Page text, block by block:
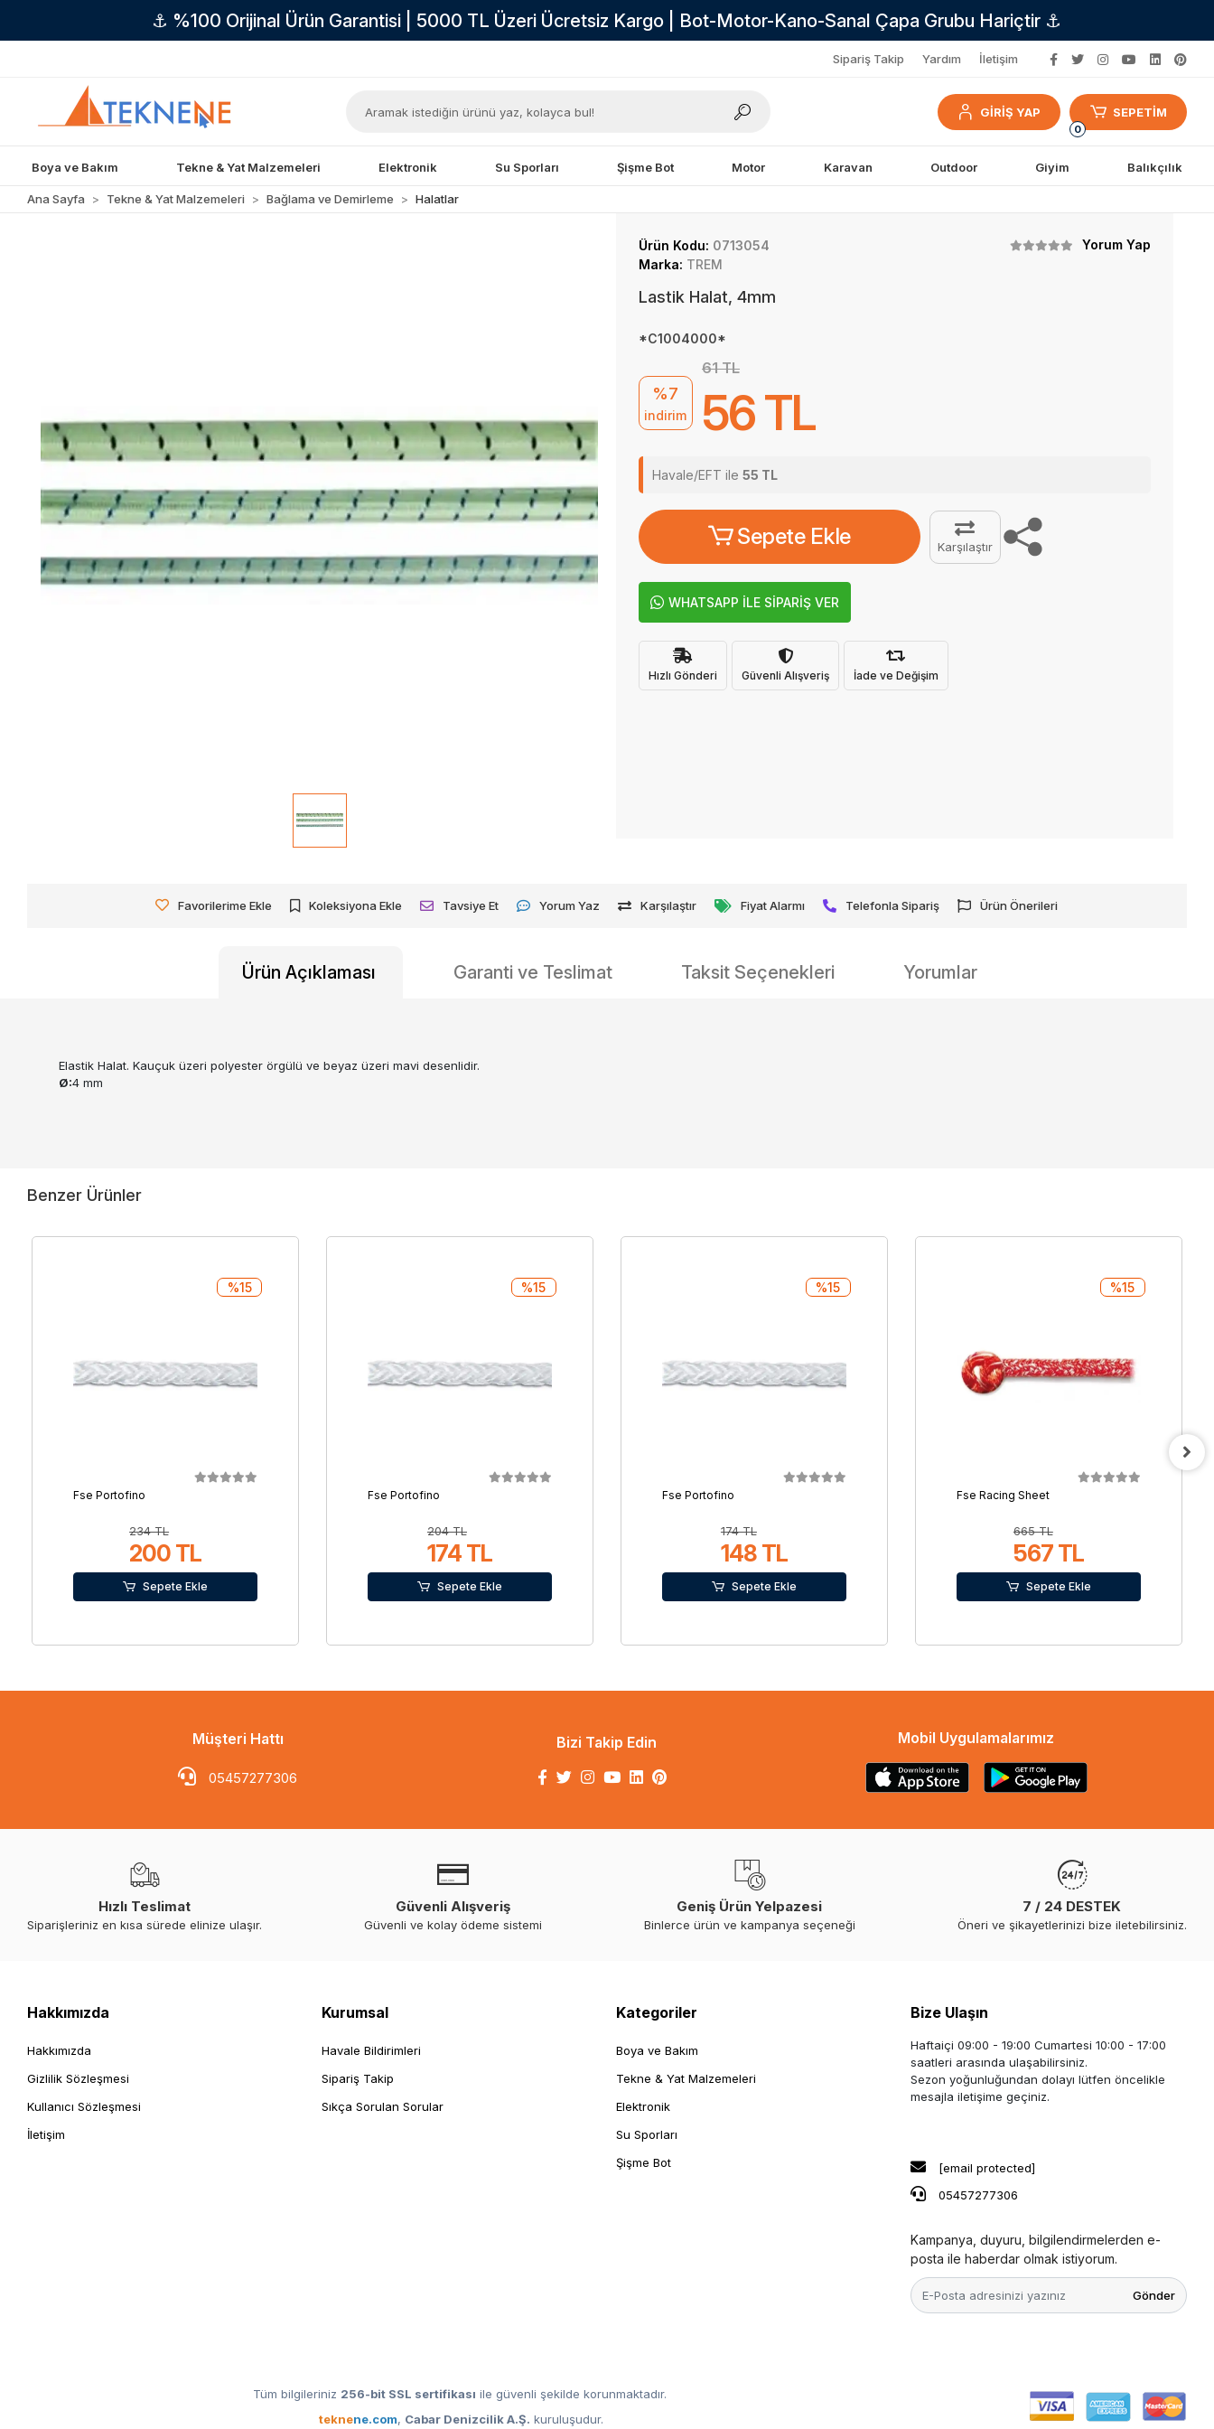
⚓ %100 Orijinal Ürün Garantisi | 5000 TL Üzeri Ücretsiz Kargo | Bot-Motor-Kano-Sanal Çapa Grubu Hariçtir ⚓
Sipariş Takip Yardım İletişim
GİRİŞ YAP
0
SEPETİM
Boya ve Bakım Tekne & Yat Malzemeleri Elektronik Su Sporları Şişme Bot Motor Karavan Outdoor Giyim Balıkçılık
Ana Sayfa Tekne & Yat Malzemeleri Bağlama ve Demirleme Halatlar
Ürün Kodu: 0713054
Yorum Yap
Marka: TREM
Lastik Halat, 4mm
*C1004000*
%7
indirim
61 TL
56 TL
Havale/EFT ile 55 TL
Sepete Ekle Karşılaştır
WHATSAPP İLE SİPARİŞ VER
Hızlı Gönderi Güvenli Alışveriş İade ve Değişim
Favorilerime Ekle Koleksiyona Ekle Tavsiye Et Yorum Yaz Karşılaştır Fiyat Alarmı Telefonla Sipariş Ürün Önerileri
Ürün Açıklaması Garanti ve Teslimat Taksit Seçenekleri Yorumlar
Elastik Halat. Kauçuk üzeri polyester örgülü ve beyaz üzeri mavi desenlidir.
Ø:4 mm
Benzer Ürünler
Fse Portofino
234 TL
200 TL
%15
Sepete Ekle
Fse Portofino
204 TL
174 TL
%15
Sepete Ekle
Fse Portofino
174 TL
148 TL
%15
Sepete Ekle
Fse Racing Sheet
665 TL
567 TL
%15
Sepete Ekle
Müşteri Hattı
05457277306
Bizi Takip Edin Mobil Uygulamalarımız
Hızlı Teslimat
Siparişleriniz en kısa sürede elinize ulaşır.
Güvenli Alışveriş
Güvenli ve kolay ödeme sistemi
Geniş Ürün Yelpazesi
Binlerce ürün ve kampanya seçeneği
7 / 24 DESTEK
Öneri ve şikayetlerinizi bize iletebilirsiniz.
Hakkımızda
Hakkımızda
Gizlilik Sözleşmesi
Kullanıcı Sözleşmesi
İletişim
Kurumsal
Havale Bildirimleri
Sipariş Takip
Sıkça Sorulan Sorular
Kategoriler
Boya ve Bakım
Tekne & Yat Malzemeleri
Elektronik
Su Sporları
Şişme Bot
Bize Ulaşın
Haftaiçi 09:00 - 19:00 Cumartesi 10:00 - 17:00
saatleri arasında ulaşabilirsiniz.
Sezon yoğunluğundan dolayı lütfen öncelikle
mesajla iletişime geçiniz.
[email protected]
05457277306
Kampanya, duyuru, bilgilendirmelerden e-
posta ile haberdar olmak istiyorum.
Gönder
Tüm bilgileriniz 256-bit SSL sertifikası ile güvenli şekilde korunmaktadır.
teknene.com, Cabar Denizcilik A.Ş. kuruluşudur.